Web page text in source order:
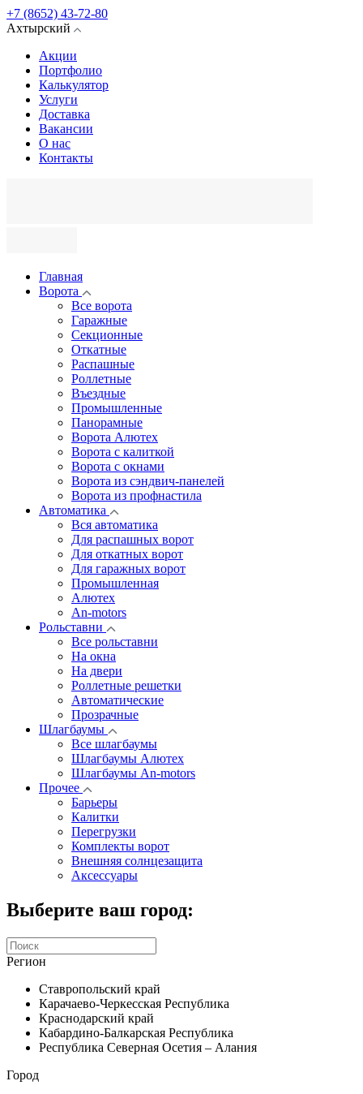
+7 (8652) 43-72-80
Ахтырский
Акции
Портфолио
Калькулятор
Услуги
Доставка
Вакансии
О нас
Контакты
Главная
Ворота
Все ворота
Гаражные
Секционные
Откатные
Распашные
Роллетные
Въездные
Промышленные
Панорамные
Ворота Алютех
Ворота с калиткой
Ворота c окнами
Ворота из сэндвич-панелей
Ворота из профнастила
Автоматика
Вся автоматика
Для распашных ворот
Для откатных ворот
Для гаражных ворот
Промышленная
Алютех
An-motors
Рольставни
Все рольставни
На окна
На двери
Роллетные решетки
Автоматические
Прозрачные
Шлагбаумы
Все шлагбаумы
Шлагбаумы Алютех
Шлагбаумы An-motors
Прочее
Барьеры
Калитки
Перегрузки
Комплекты ворот
Внешняя солнцезащита
Аксессуары
Выберите ваш город:
Регион
Ставропольский край
Карачаево-Черкесская Республика
Краснодарский край
Кабардино-Балкарская Республика
Республика Северная Осетия – Алания
Город